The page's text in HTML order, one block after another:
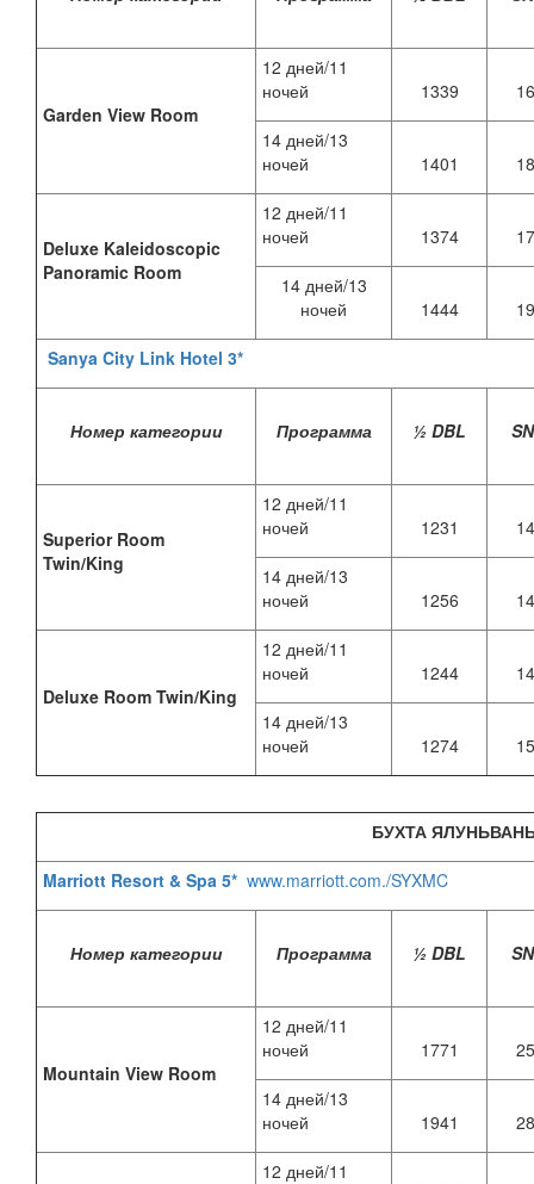
Garden View Room
12 дней/11
ночей
1339
14 дней/13
ночей
1401
Deluxe Kaleidoscopic
Panoramic Room
12 дней/11
ночей
1374
14 дней/13
ночей
1444
Sanya City Link Hotel 3*
Номер категории Программа ½ DBL
Superior Room
Twin/King
12 дней/11
ночей
1231
14 дней/13
ночей
1256
Deluxe Room Twin/King
12 дней/11
ночей
1244
14 дней/13
ночей
1274
БУХТА
Marriott Resort & Spa 5* www.marriott.com./SYXMC
Номер категории Программа ½ DBL
Mountain View Room
12 дней/11
ночей
1771
14 дней/13
ночей
1941
12 дней/11